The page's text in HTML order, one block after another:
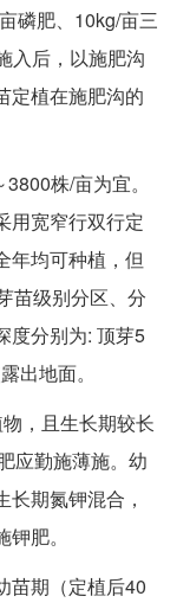
磷肥、10kg/亩三
入后，以施肥沟
定植在施肥沟的
株/亩为宜。
用宽窄行双行定
年均可种植，但
苗级别分区、分
度分别为: 顶芽5
出地面。
，且生长期较长
应勤施薄施。幼
期氮钾混合，
肥。
苗期（定植后40